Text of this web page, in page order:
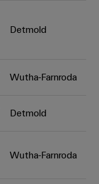
Detmold
Wutha-Farnroda
Detmold
Wutha-Farnroda